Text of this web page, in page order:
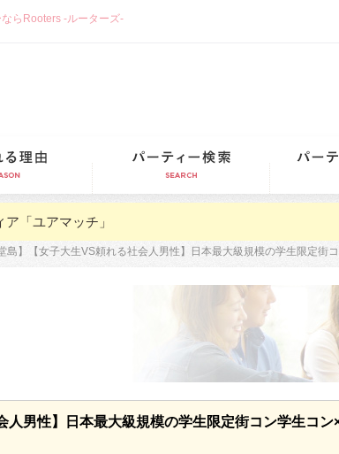
らRooters -ルーターズ-
「ユアマッチ」
堂島】【女子大生VS頼れる社会人男性】日本最大級規模の学生限定
人男性】日本最大級規模の学生限定街コン学生コ